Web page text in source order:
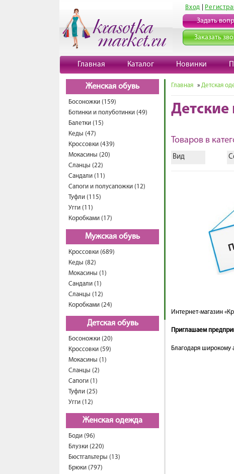
Вход
Задать
Заказать
Главная Каталог Новинки
Женская обувь
Босоножки (159)
Ботинки и полуботинки (49)
Балетки (15)
Кеды (47)
Кроссовки (439)
Мокасины (20)
Сланцы (22)
Сандали (11)
Сапоги и полусапожки (12)
Туфли (115)
Угги (11)
Коробками (17)
Мужская обувь
Кроссовки (689)
Кеды (82)
Мокасины (1)
Сандали (1)
Сланцы (12)
Коробками (24)
Детская обувь
Босоножки (20)
Кроссовки (59)
Мокасины (1)
Сланцы (2)
Сапоги (1)
Туфли (25)
Угги (12)
Женская одежда
Боди (96)
Блузки (220)
Бюстгальтеры (13)
Брюки (797)
Главная » Детская
Детские
Товаров в
Вид
Интернет-магазин
Приглашаем
Благодаря широкому